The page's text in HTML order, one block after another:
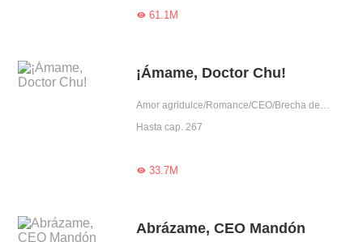
61.1M
¡Ámame, Doctor Chu!
Amor agridulce/Romance/CEO/Brecha de edad/Cría Tu Amor/Predestinado/Reconciliación/Gentil/Completas
Hasta cap. 267
33.7M
Abrázame, CEO Mandón